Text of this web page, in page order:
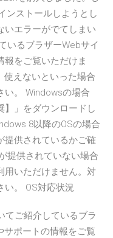
ンストールしようとし
いエラーがでてしまい
いるブラザーWebサイ
報をご覧いただけま
使えないといった場合
い。 Windowsの場合
】」をダウンロードし
8以降のOSの場合
提供されているかご確
提供されていない場合
用いただけません。対
い。 OS対応状況
てご紹介しているブラ
ポートの情報をご覧